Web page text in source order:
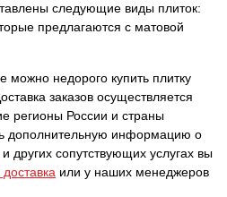
следующие виды плиток:
предлагаются с матовой
можно недорого купить плитку
заказов осуществляется
регионы России и страны
дополнительную информацию о
других сопутствующих услугах вы
или у наших менеджеров